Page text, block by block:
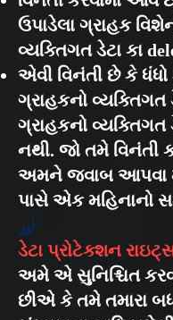
ઉપાડેલા ગ્રાહક
વ્યક્તિગત ડેટા કા
એવી વિનંતી છે કે
ગ્રાહકનો વ્યક્તિગત
ગ્રાહકનો વ્યક્તિગત
નથી. જો તમે વિનંતી
અમને જવાબ આપવા
પાસે એક મહિનાનો
اور
ડેટા પ્રોટેક્શન
અમે એ સુનિશ્ચિત
છીએ કે તમે તમારા